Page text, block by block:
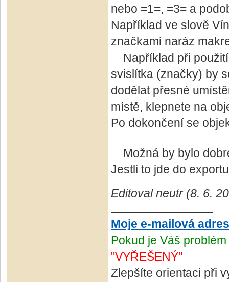
nebo =1=, =3= a
Například ve slově
značkami naráz
Například při použití
svislítka (značky) by
dodělat přesné
místě, klepnete na
Po dokončení se
Možná by bylo
Jestli to jde do
Editoval neutr (8. 6.
Moje e-mailová
Pokud je Váš
"VYŘEŠENÝ"
Zlepšíte orientaci při